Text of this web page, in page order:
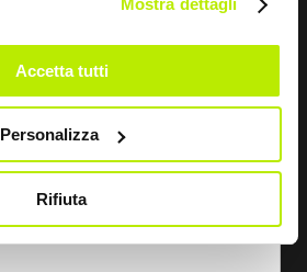
Mostra dettagli
Accetta tutti
Personalizza
Rifiuta
+